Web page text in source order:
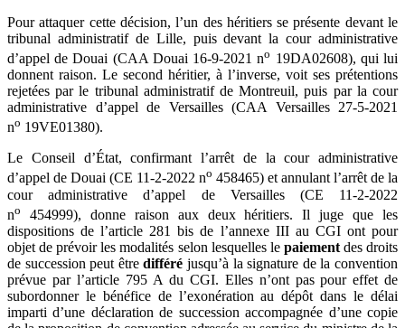
Pour attaquer cette décision, l’un des héritiers se présente devant le
tribunal administratif de Lille, puis devant la cour administrative
d’appel de Douai (CAA Douai 16-9-2021 no 19DA02608), qui lui
donnent raison. Le second héritier, à l’inverse, voit ses prétentions
rejetées par le tribunal administratif de Montreuil, puis par la cour
administrative d’appel de Versailles (CAA Versailles 27-5-2021
no 19VE01380).
Le Conseil d’État, confirmant l’arrêt de la cour administrative
d’appel de Douai (CE 11-2-2022 no 458465) et annulant l’arrêt de la
cour administrative d’appel de Versailles (CE 11-2-2022
no
454999), donne raison aux deux héritiers. Il juge que les
dispositions de l’article 281 bis de l’annexe III au CGI ont pour
objet de prévoir les modalités selon lesquelles le paiementdes droits
de succession peut êtredifféré jusqu’à la signature de la convention
prévue par l’article 795 A du CGI. Elles n’ont pas pour effet de
subordonner le bénéfice de l’exonération au dépôt dans le délai
imparti d’une déclaration de succession accompagnée d’une copie